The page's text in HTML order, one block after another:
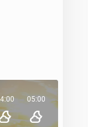
05:00